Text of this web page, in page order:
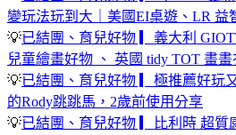
變玩法玩到大｜美國EI桌遊、LR 益
💡已結團、育兒好物 ▎義大利
兒童繪畫好物 、 英國 tidy TOT 畫畫
💡已結團、育兒好物 ▎極推薦好玩
的Rody跳跳馬，2歲前使用分享
💡已結團、育兒好物 ▎比利時 超質